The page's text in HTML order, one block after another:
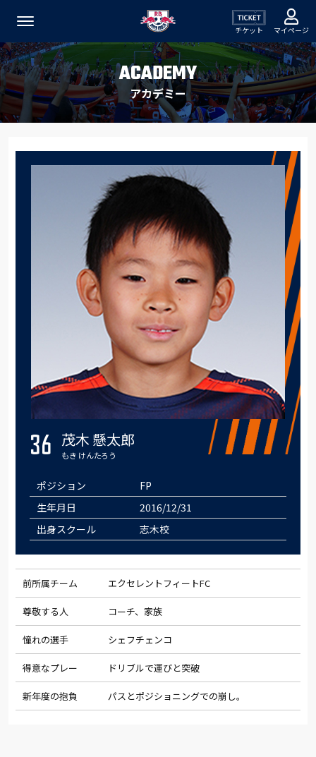
チケット マイページ
ACADEMY
アカデミー
36 茂木 懸太郎
もき けんたろう
ポジション
FP
生年月日
2016/12/31
出身スクール
志木校
前所属チーム エクセレントフィートFC
尊敬する人 コーチ、家族
憧れの選手 シェフチェンコ
得意なプレー ドリブルで運びと突破
新年度の抱負 パスとポジショニングでの崩し。